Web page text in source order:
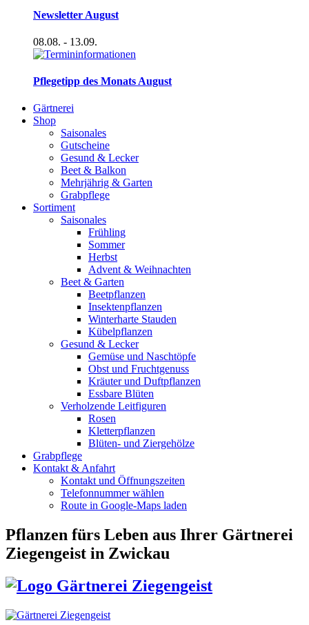
Newsletter August
08.08. - 13.09.
Pflegetipp des Monats August
Gärtnerei
Shop
Saisonales
Gutscheine
Gesund & Lecker
Beet & Balkon
Mehrjährig & Garten
Grabpflege
Sortiment
Saisonales
Frühling
Sommer
Herbst
Advent & Weihnachten
Beet & Garten
Beetpflanzen
Insektenpflanzen
Winterharte Stauden
Kübelpflanzen
Gesund & Lecker
Gemüse und Naschtöpfe
Obst und Fruchtgenuss
Kräuter und Duftpflanzen
Essbare Blüten
Verholzende Leitfiguren
Rosen
Kletterpflanzen
Blüten- und Ziergehölze
Grabpflege
Kontakt & Anfahrt
Kontakt und Öffnungszeiten
Telefonnummer wählen
Route in Google-Maps laden
Pflanzen fürs Leben aus Ihrer Gärtnerei
Ziegengeist in Zwickau